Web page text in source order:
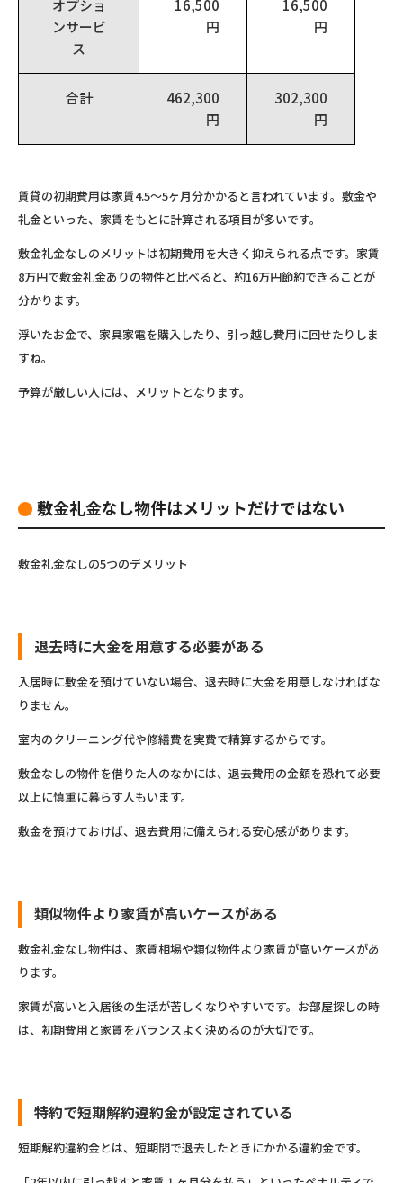
オプショ
ンサービ
ス
16,500
円
16,500
円
合計
462,300
円
302,300
円
賃貸の初期費用は家賃4.5～5ヶ月分かかると言われています。敷金や
礼金といった、家賃をもとに計算される項目が多いです。
敷金礼金なしのメリットは初期費用を大きく抑えられる点です。家賃
8万円で敷金礼金ありの物件と比べると、約16万円節約できることが
分かります。
浮いたお金で、家具家電を購入したり、引っ越し費用に回せたりしま
すね。
予算が厳しい人には、メリットとなります。
敷金礼金なし物件はメリットだけではない
敷金礼金なしの5つのデメリット
退去時に大金を用意する必要がある
入居時に敷金を預けていない場合、退去時に大金を用意しなければな
りません。
室内のクリーニング代や修繕費を実費で精算するからです。
敷金なしの物件を借りた人のなかには、退去費用の金額を恐れて必要
以上に慎重に暮らす人もいます。
敷金を預けておけば、退去費用に備えられる安心感があります。
類似物件より家賃が高いケースがある
敷金礼金なし物件は、家賃相場や類似物件より家賃が高いケースがあ
ります。
家賃が高いと入居後の生活が苦しくなりやすいです。お部屋探しの時
は、初期費用と家賃をバランスよく決めるのが大切です。
特約で短期解約違約金が設定されている
短期解約違約金とは、短期間で退去したときにかかる違約金です。